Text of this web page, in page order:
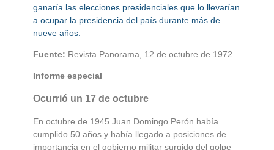
ganaría las elecciones presidenciales que lo llevarían
a ocupar la presidencia del país durante más de
nueve años.
Fuente: Revista Panorama, 12 de octubre de 1972.
Informe especial
Ocurrió un 17 de octubre
En octubre de 1945 Juan Domingo Perón había
cumplido 50 años y había llegado a posiciones de
importancia en el gobierno militar surgido del golpe